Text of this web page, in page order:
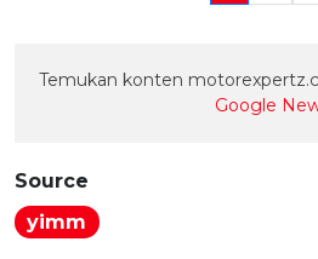
Temukan konten
Google
Source
yimm